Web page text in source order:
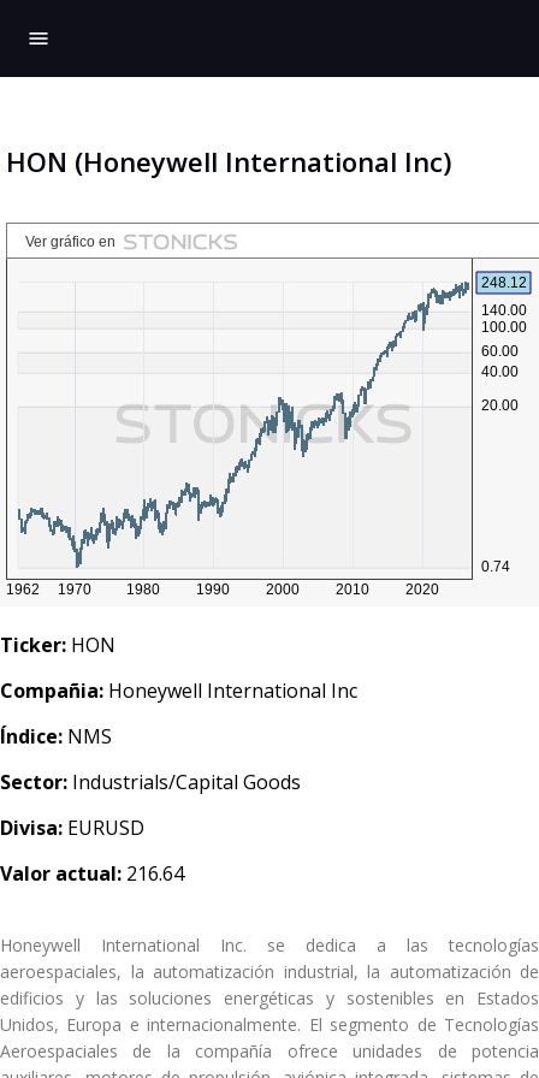
menu
HON (Honeywell International Inc)
Ticker: HON
Compañia: Honeywell International Inc
Índice: NMS
Sector: Industrials/Capital Goods
Divisa: EURUSD
Valor actual: 216.64
Honeywell International Inc. se dedica a las tecnologías
aeroespaciales, la automatización industrial, la automatización de
edificios y las soluciones energéticas y sostenibles en Estados
Unidos, Europa e internacionalmente. El segmento de Tecnologías
Aeroespaciales de la compañía ofrece unidades de potencia